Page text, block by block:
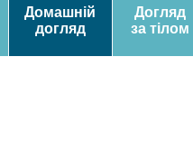
Домашній
догляд
Догляд
за тілом